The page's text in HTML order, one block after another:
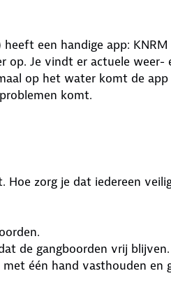
een handige app:
op. Je vindt er actuele weer-
op het water komt de
komt.
zorg je dat iedereen
de gangboorden vrij blijven.
één hand vasthouden en